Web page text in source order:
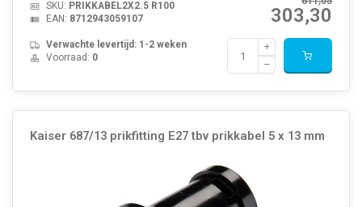
303,30
SKU: PRIKKABEL2X2.5 R100
EAN: 8712943059107
Verwachte levertijd: 1-2 weken
Voorraad: 0
Kaiser 687/13 prikfitting E27 tbv prikkabel 5 x 13 mm